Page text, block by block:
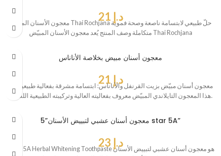
د.إ
معجون الأسنان المبيّض Thai Rochjana حلّ طبيعي لابتسامة ناصعة وصحة فموية
متكاملة وصف المنتج يُعد معجون الأسنان المبيّض Thai Rochjana
معجون أسنان مبيض بخلاصة الأناناس
د.إ
هذا المعجون التايلاندي المبيّض معروف بفعاليته العالية وتركيبته الطبيعية اللطيفة.
معجون أسنان عشبي لتبييض الأسنان”5 star 5A”
د.إ 5 star 5A Herbal Whitening Toothpaste هو معجون أسنان عشبي لتبييض الأسنان